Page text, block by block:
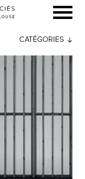
CATÉGORIES